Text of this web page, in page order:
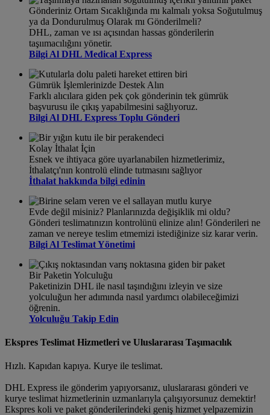
Gönderiniz Ortam Sıcaklığında mı kalmalı yoksa Soğutulmuş
ya da Dondurulmuş Olarak mı Gönderilmeli?
DHL, zaman ve ısı açısından hassas gönderilerin
taşıımacılığını yönetir.
Bilgi Al DHL Medical Express
Gümrük İşlemlerinizde Destek Alın
Farklı alıcılara giden pek çok gönderinin tek gümrük
başvurusu ile çıkış yapabilmesini sağlıyoruz.
Bilgi Al DHL Express Toplu Gönderi
Kolay İthalat İçin
Esnek ve ihtiyaca göre uyarlanabilen hizmetlerimiz,
İthalatçı'nın kontrolü elinde tutmasını sağlıyor
İthalat hakkında bilgi edinin
Evde değil misiniz? Planlarınızda değişiklik mi oldu?
Gönderi teslimatınızın kontrolünü elinize alın! Gönderileri ne
zaman ve nereye teslim etmemizi istediğinize siz karar verin.
Bilgi Al Teslimat Yönetimi
Bir Paketin Yolculuğu
Paketinizin DHL ile nasıl taşındığını izleyin ve size
yolculuğun her adımında nasıl yardımcı olabileceğimizi
öğrenin.
Yolculuğu Takip Edin
Ekspres Teslimat Hizmetleri ve Uluslararası Taşımacılık
Hızlı. Kapıdan kapıya. Kurye ile teslimat.
DHL Express ile gönderim yapıyorsanız, uluslararası gönderi ve
kurye teslimat hizmetlerinin uzmanlarıyla çalışıyorsunuz demektir!
Ekspres koli ve paket gönderilerindeki geniş hizmet yelpazemizin